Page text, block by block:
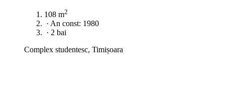
108 m2
· An const: 1980
· 2 bai
Complex studentesc, Timișoara